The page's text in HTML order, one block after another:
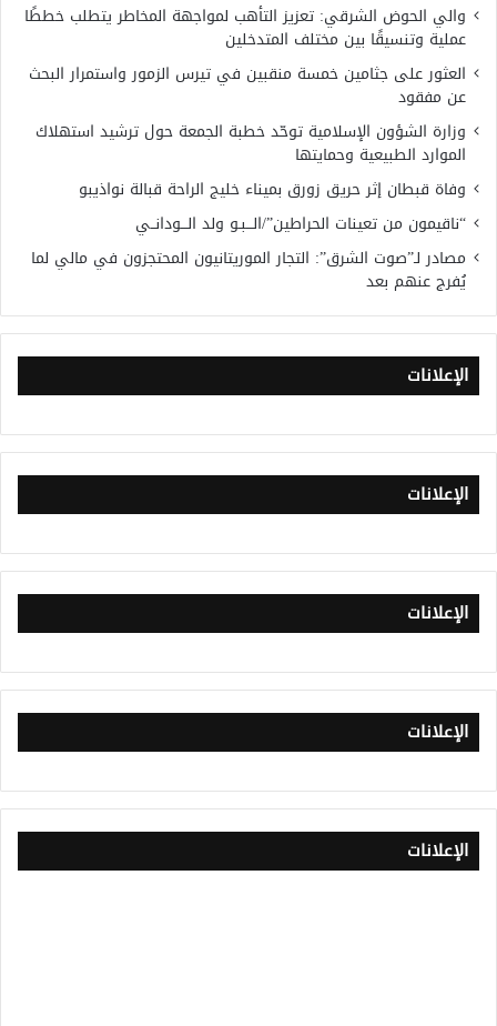
والي الحوض الشرقي: تعزيز التأهب لمواجهة المخاطر يتطلب خططًا
عملية وتنسيقًا بين مختلف المتدخلين
العثور على جثامين خمسة منقبين في تيرس الزمور واستمرار البحث
عن مفقود
وزارة الشؤون الإسلامية توحّد خطبة الجمعة حول ترشيد استهلاك
الموارد الطبيعية وحمايتها
وفاة قبطان إثر حريق زورق بميناء خليج الراحة قبالة نواذيبو
“ناقيمون من تعينات الحراطين”/الـــبـو ولد الـــودانــي
مصادر لـ”صوت الشرق”: التجار الموريتانيون المحتجزون في مالي لما
يُفرج عنهم بعد
الإعلانات
الإعلانات
الإعلانات
الإعلانات
الإعلانات